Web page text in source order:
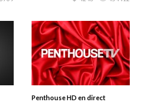
Penthouse HD en direct